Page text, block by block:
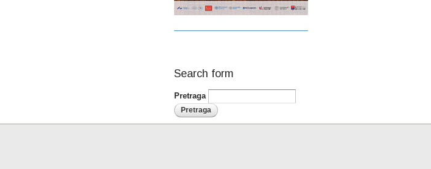
Search form
Pretraga